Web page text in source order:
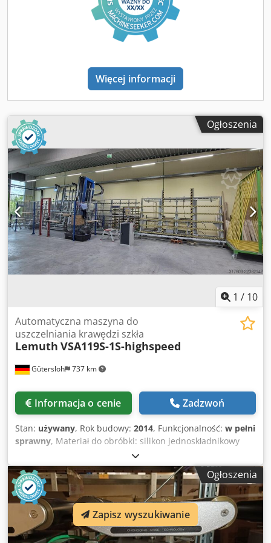
Więcej informacji
Ogłoszenia
1 / 10
Gütersloh 737 km
Automatyczna maszyna do
uszczelniania krawędzi szkła
Lemuth VSA119S-1S-highspeed
Informacja o cenie Zadzwoń
Stan: używany, Rok budowy: 2014, Funkcjonalność: w pełni
sprawny, Materiał do obróbki: silikon jednoskładnikowy
Silikon jednoskładnikowy do uszczelniania szyb. Aplikacja
silikonu: uszczelnienie szyby, nanoszenie wzdłuż krawędzi
szyby/profilu. Pozycja obróbki: pionowe prowadzenie i
obróbka elementu. Codsznbv Topfx Ad Neha
Ogłoszenia
Zapisz wyszukiwanie